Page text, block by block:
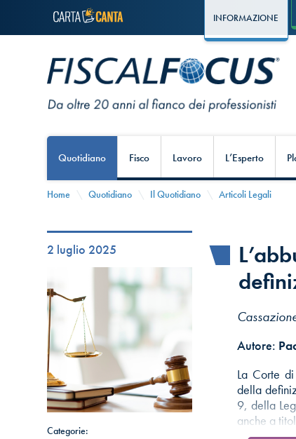
INFORMAZIONE
Quotidiano Fisco Lavoro L’Esperto
Home Quotidiano Il Quotidiano Articoli Legali
2 luglio 2025
Categorie:
Autore:
La Corte
della
9, della
anche a